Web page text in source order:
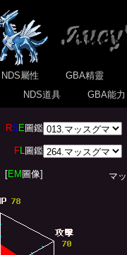
NDS屬性
GBA精靈
NDS道具 GBA能
RS E圖鑑
FL圖鑑
[EM 圖像] マッ